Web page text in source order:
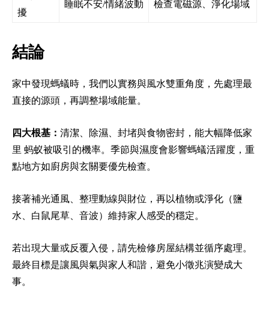
擾
睡眠不安/情緒波動 檢查電磁源、淨化場域
結論
家中發現螞蟻時，我們以實務與風水雙重角度，先處理最
直接的源頭，再調整場域能量。
四大根基： 清潔、除濕、封堵與食物密封，能大幅降低家
里 蚂蚁被吸引的機率。季節與濕度會影響螞蟻活躍度，重
點地方如廚房與玄關要優先檢查。
接著補光通風、整理動線與財位，再以植物或淨化（鹽
水、白鼠尾草、音波）維持家人感受的穩定。
若出現大量或反覆入侵，請先檢修房屋結構並循序處理。
最終目標是讓風與氣與家人和諧，避免小徵兆演變成大
事。